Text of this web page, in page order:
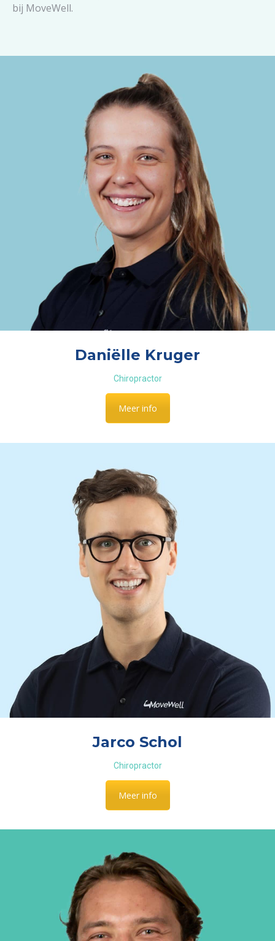
bij MoveWell.
Daniëlle Kruger
Chiropractor
Meer info
Jarco Schol
Chiropractor
Meer info